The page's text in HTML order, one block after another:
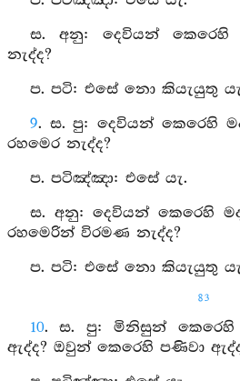
ස. අනු: දෙවියන් කෙරෙහි
නැද්ද?
ප. පටි: එසේ නො කියැයුතු
9. ස. පු: දෙවියන් කෙරෙහි
රහමෙර නැද්ද?
ප. පටිඤ්ඤා: එසේ යැ.
ස. අනු: දෙවියන් කෙරෙහි
රහමෙරින් විරමණ නැද්ද?
ප. පටි: එසේ නො කියැයුතු
83
10. ස. පු: මිනිසුන් කෙරෙහි
ඇද්ද? ඔවුන් කෙරෙහි පණිවා